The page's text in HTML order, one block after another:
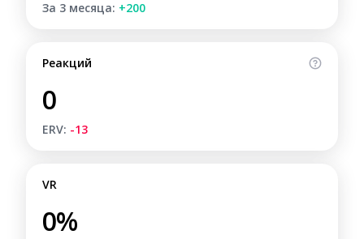
За 3 месяца: +200
Реакций
0
ERV: -13
VR
0%